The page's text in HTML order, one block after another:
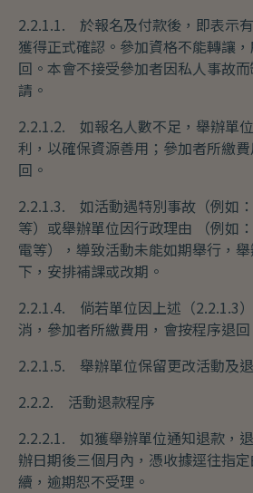
2.2.1.1. 於報名及付款後，即表示
獲得正式確認。參加資格不能轉讓
回。本會不接受參加者因私人事故
請。
2.2.1.2. 如報名人數不足，舉辦單
利，以確保資源善用；參加者所繳
回。
2.2.1.3. 如活動遇特別事故（例如
等）或舉辦單位因行政理由 （例如
電等），導致活動未能如期舉行，
下，安排補課或改期。
2.2.1.4. 倘若單位因上述（2.2.1.3
消，參加者所繳費用，會按程序退回
2.2.1.5. 舉辦單位保留更改活動及
2.2.2. 活動退款程序
2.2.2.1. 如獲舉辦單位通知退款，
辦日期後三個月內，憑收據逕往指
續，逾期恕不受理。